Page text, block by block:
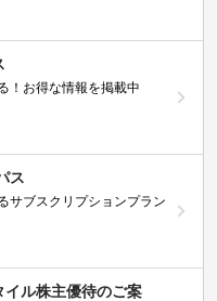
！お得な情報を掲載中
ス
サブスクリプションプラン
イル株主優待のご案